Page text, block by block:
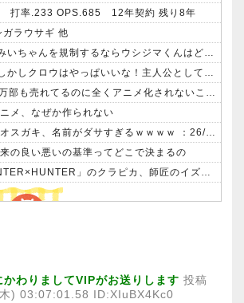
打率.233 OPS.685 12年契約 残り8年
ガラウサギ 他
【悲報】X民「みいちゃんを規制するならウシジマくんはどうなの？」→論破されてしまうｗｗｗｗｗ
【スパロボY】しかしクロウはやっぱいいな！主人公として魅力的すぎる…！
マガジンで100万部も売れてるのに全くアニメ化されないこのお漫画
メ、なぜか作られない
【爆笑】最近のオスガキ、名前がダサすぎるｗｗｗｗ ：26/08/05のニュース
の良い悪いの基準ってどこで決まるの
【悲報】「HUNTER×HUNTER」のクラピカ、師匠のイズナビに対する態度が本当に酷い！！
かわりましてVIPがお送りします 投稿
) 03:07:01.58 ID:XIuBX4Kc0